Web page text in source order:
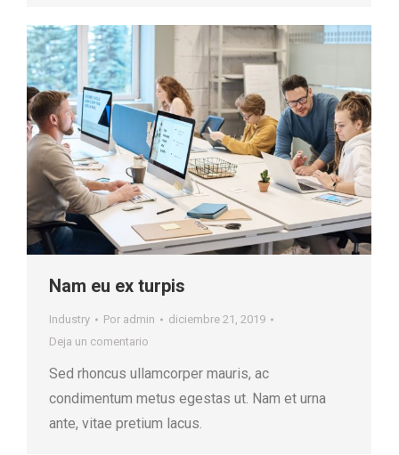
Nam eu ex turpis
Industry Por admin
diciembre 21, 2019
Deja un comentario
Sed rhoncus ullamcorper mauris, ac
condimentum metus egestas ut. Nam et urna
ante, vitae pretium lacus.